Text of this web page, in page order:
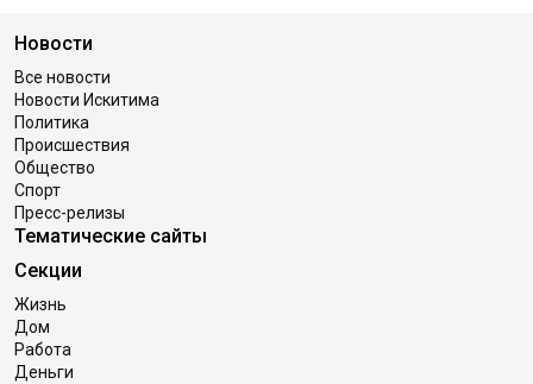
Новости
Все новости
Новости Искитима
Политика
Происшествия
Общество
Спорт
Пресс-релизы
Тематические сайты
Секции
Жизнь
Дом
Работа
Деньги